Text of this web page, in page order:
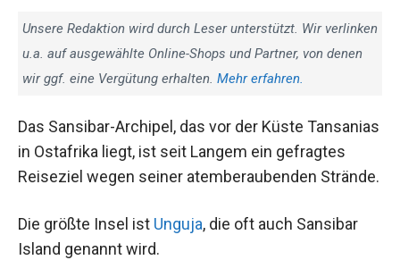
Unsere Redaktion wird durch Leser unterstützt. Wir verlinken
u.a. auf ausgewählte Online-Shops und Partner, von denen
wir ggf. eine Vergütung erhalten. Mehr erfahren.
Das Sansibar-Archipel, das vor der Küste Tansanias
in Ostafrika liegt, ist seit Langem ein gefragtes
Reiseziel wegen seiner atemberaubenden Strände.
Die größte Insel ist Unguja, die oft auch Sansibar
Island genannt wird.